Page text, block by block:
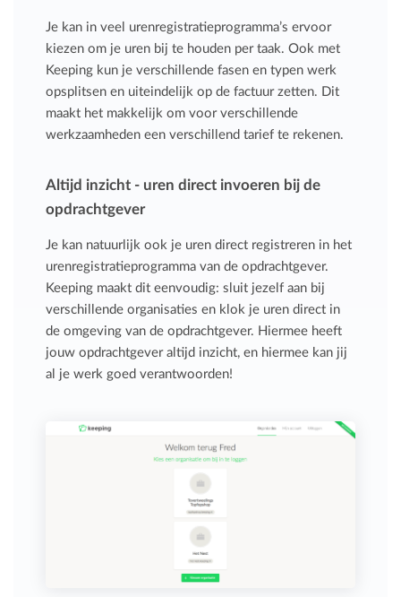
Je kan in veel urenregistratieprogramma’s ervoor
kiezen om je uren bij te houden per taak. Ook met
Keeping kun je verschillende fasen en typen werk
opsplitsen en uiteindelijk op de factuur zetten. Dit
maakt het makkelijk om voor verschillende
werkzaamheden een verschillend tarief te rekenen.
Altijd inzicht - uren direct invoeren bij de
opdrachtgever
Je kan natuurlijk ook je uren direct registreren in het
urenregistratieprogramma van de opdrachtgever.
Keeping maakt dit eenvoudig: sluit jezelf aan bij
verschillende organisaties en klok je uren direct in
de omgeving van de opdrachtgever. Hiermee heeft
jouw opdrachtgever altijd inzicht, en hiermee kan jij
al je werk goed verantwoorden!